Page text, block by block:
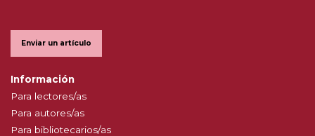
Enviar un artículo
Información
Para lectores/as
Para autores/as
Para bibliotecarios/as